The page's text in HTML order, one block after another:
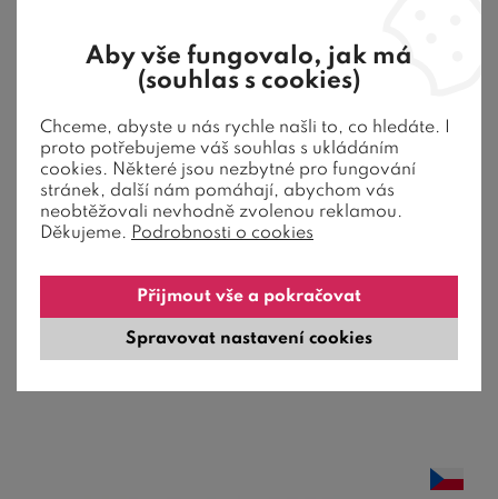
Postel boxspring s úložným prostorem
NOVO - hlavové čelo, 120x200cm
Americká postel boxspring s úložným prostorem NOVO vám
za skvělou cenu zajistí vysoké ...
od 15 590Kč
4-6 týdnů
Aby vše fungovalo, jak má
(souhlas s cookies)
Chceme, abyste u nás rychle našli to, co hledáte. I
proto potřebujeme váš souhlas s ukládáním
cookies. Některé jsou nezbytné pro fungování
stránek, další nám pomáhají, abychom vás
neobtěžovali nevhodně zvolenou reklamou.
Děkujeme. Podrobnosti o cookies
Spravovat nastavení cookies
Přijmout vše a pokračovat